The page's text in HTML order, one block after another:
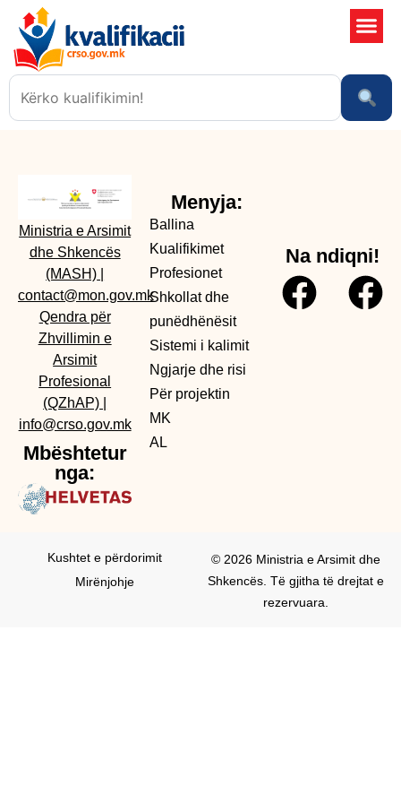
Ministria e Arsimit
dhe Shkencës
(MASH)
contact@mon.gov.mk
Qendra për
Zhvillimin e
Arsimit
Profesional
(QZhAP)
info@crso.gov.mk
Mbështetur
nga:
Menyja:
Ballina
Kualifikimet
Profesionet
Shkollat dhe
punëdhënësit
Sistemi i kalimit
Ngjarje dhe risi
Për projektin
MK
AL
Na ndiqni!
© 2026 Ministria e Arsimit dhe
Shkencës. Të gjitha të drejtat e
rezervuara.
Kushtet e përdorimit
Mirënjohje